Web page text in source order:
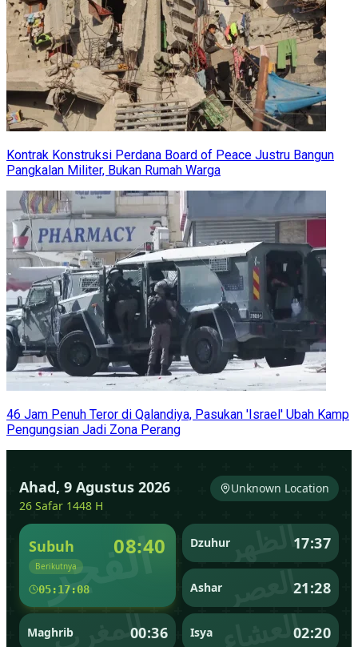
Kontrak Konstruksi Perdana Board of Peace Justru Bangun
Pangkalan Militer, Bukan Rumah Warga
46 Jam Penuh Teror di Qalandiya, Pasukan 'Israel' Ubah Kamp
Pengungsian Jadi Zona Perang